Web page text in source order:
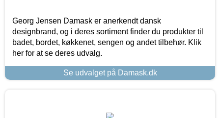
Georg Jensen Damask er anerkendt dansk
designbrand, og i deres sortiment finder du produkter til
badet, bordet, køkkenet, sengen og andet tilbehør. Klik
her for at se deres udvalg.
Se udvalget på Damask.dk